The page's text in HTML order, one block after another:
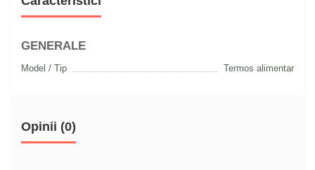
GENERALE
Model / Tip Termos alimentar
Opinii (0)